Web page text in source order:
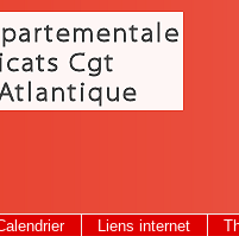
Liens internet